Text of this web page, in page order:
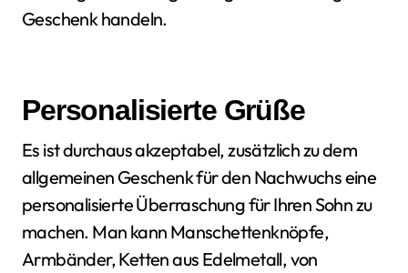
Geschenk handeln.
Personalisierte Grüße
Es ist durchaus akzeptabel, zusätzlich zu dem
allgemeinen Geschenk für den Nachwuchs eine
personalisierte Überraschung für Ihren Sohn zu
machen. Man kann Manschettenknöpfe,
Armbänder, Ketten aus Edelmetall, von